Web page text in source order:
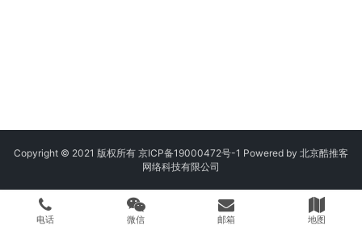
Copyright © 2021 版权所有 京ICP备19000472号-1 Powered by 北京酷推客
网络科技有限公司
电话 微信 邮箱 地图